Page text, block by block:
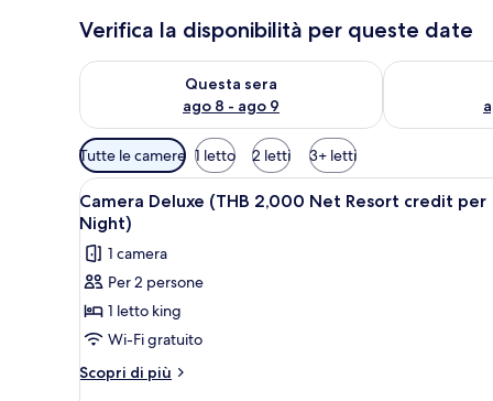
Verifica la disponibilità per queste date
Questa sera
ago 8 - ago 9
Verifica la disponibilità per questa sera, ago 8 - ago 9
Verifica la
Filtri
disponibili
per
le
camere
Tutte le camere 1 letto 2 letti 3+ letti
Apri
tutte
le
foto
per
Camera
Deluxe
(THB
Minibar, cassaforte in
5
Camera Deluxe (THB 2,000 Net Resort credit per
Night)
1 camera
Per 2 persone
1 letto king
Wi-Fi gratuito
Scopri di più
Altri